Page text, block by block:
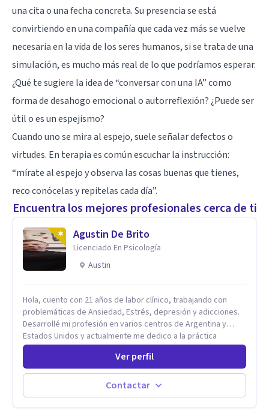
una cita o una fecha concreta. Su presencia se está
convirtiendo en una compañía que cada vez más se vuelve
necesaria en la vida de los seres humanos, si se trata de una
simulación, es mucho más real de lo que podríamos esperar.
¿Qué te sugiere la idea de “conversar con una IA” como
forma de desahogo emocional o autorreflexión? ¿Puede ser
útil o es un espejismo?
Cuando uno se mira al espejo, suele señalar defectos o
virtudes. En terapia es común escuchar la instrucción:
“mírate al espejo y observa las cosas buenas que tienes,
reco conócelas y repitelas cada día”.
Encuentra los mejores profesionales cerca de ti
Agustin De Brito
Licenciado En Psicología
Austin
Hola, cuento con 21 años de labor clínico, trabajando con
problemáticas de Ansiedad, Estrés, depresión y adicciones.
Desarrollé mi profesión en varios centros de Argentina y
Estados Unidos y actualmente me dedico a la práctica
privada. Utilizo terapias cognitivas conductuales basadas en
evidencia científica con comprobados resultados. Los
objetivos terapéuticos están centrados en brindar
herramientas concretas para el cambio, que permitan
desarrollar nuevas habilidades y estrategias basadas en la
Ver perfil
Contactar